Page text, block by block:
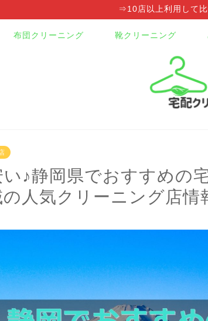
⇒10店以上利用して
布団クリーニング 靴クリーニング
♪静岡県でおすすめの
人気クリーニング店情